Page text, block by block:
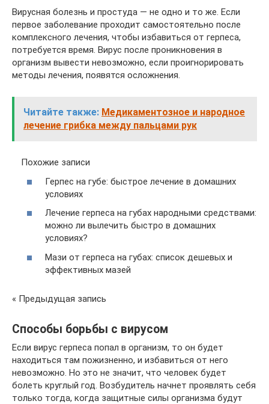
Вирусная болезнь и простуда — не одно и то же. Если
первое заболевание проходит самостоятельно после
комплексного лечения, чтобы избавиться от герпеса,
потребуется время. Вирус после проникновения в
организм вывести невозможно, если проигнорировать
методы лечения, появятся осложнения.
Читайте также: Медикаментозное и народное
лечение грибка между пальцами рук
Похожие записи
Герпес на губе: быстрое лечение в домашних
условиях
Лечение герпеса на губах народными средствами:
можно ли вылечить быстро в домашних
условиях?
Мази от герпеса на губах: список дешевых и
эффективных мазей
« Предыдущая запись
Способы борьбы с вирусом
Если вирус герпеса попал в организм, то он будет
находиться там пожизненно, и избавиться от него
невозможно. Но это не значит, что человек будет
болеть круглый год. Возбудитель начнет проявлять себя
только тогда, когда защитные силы организма будут